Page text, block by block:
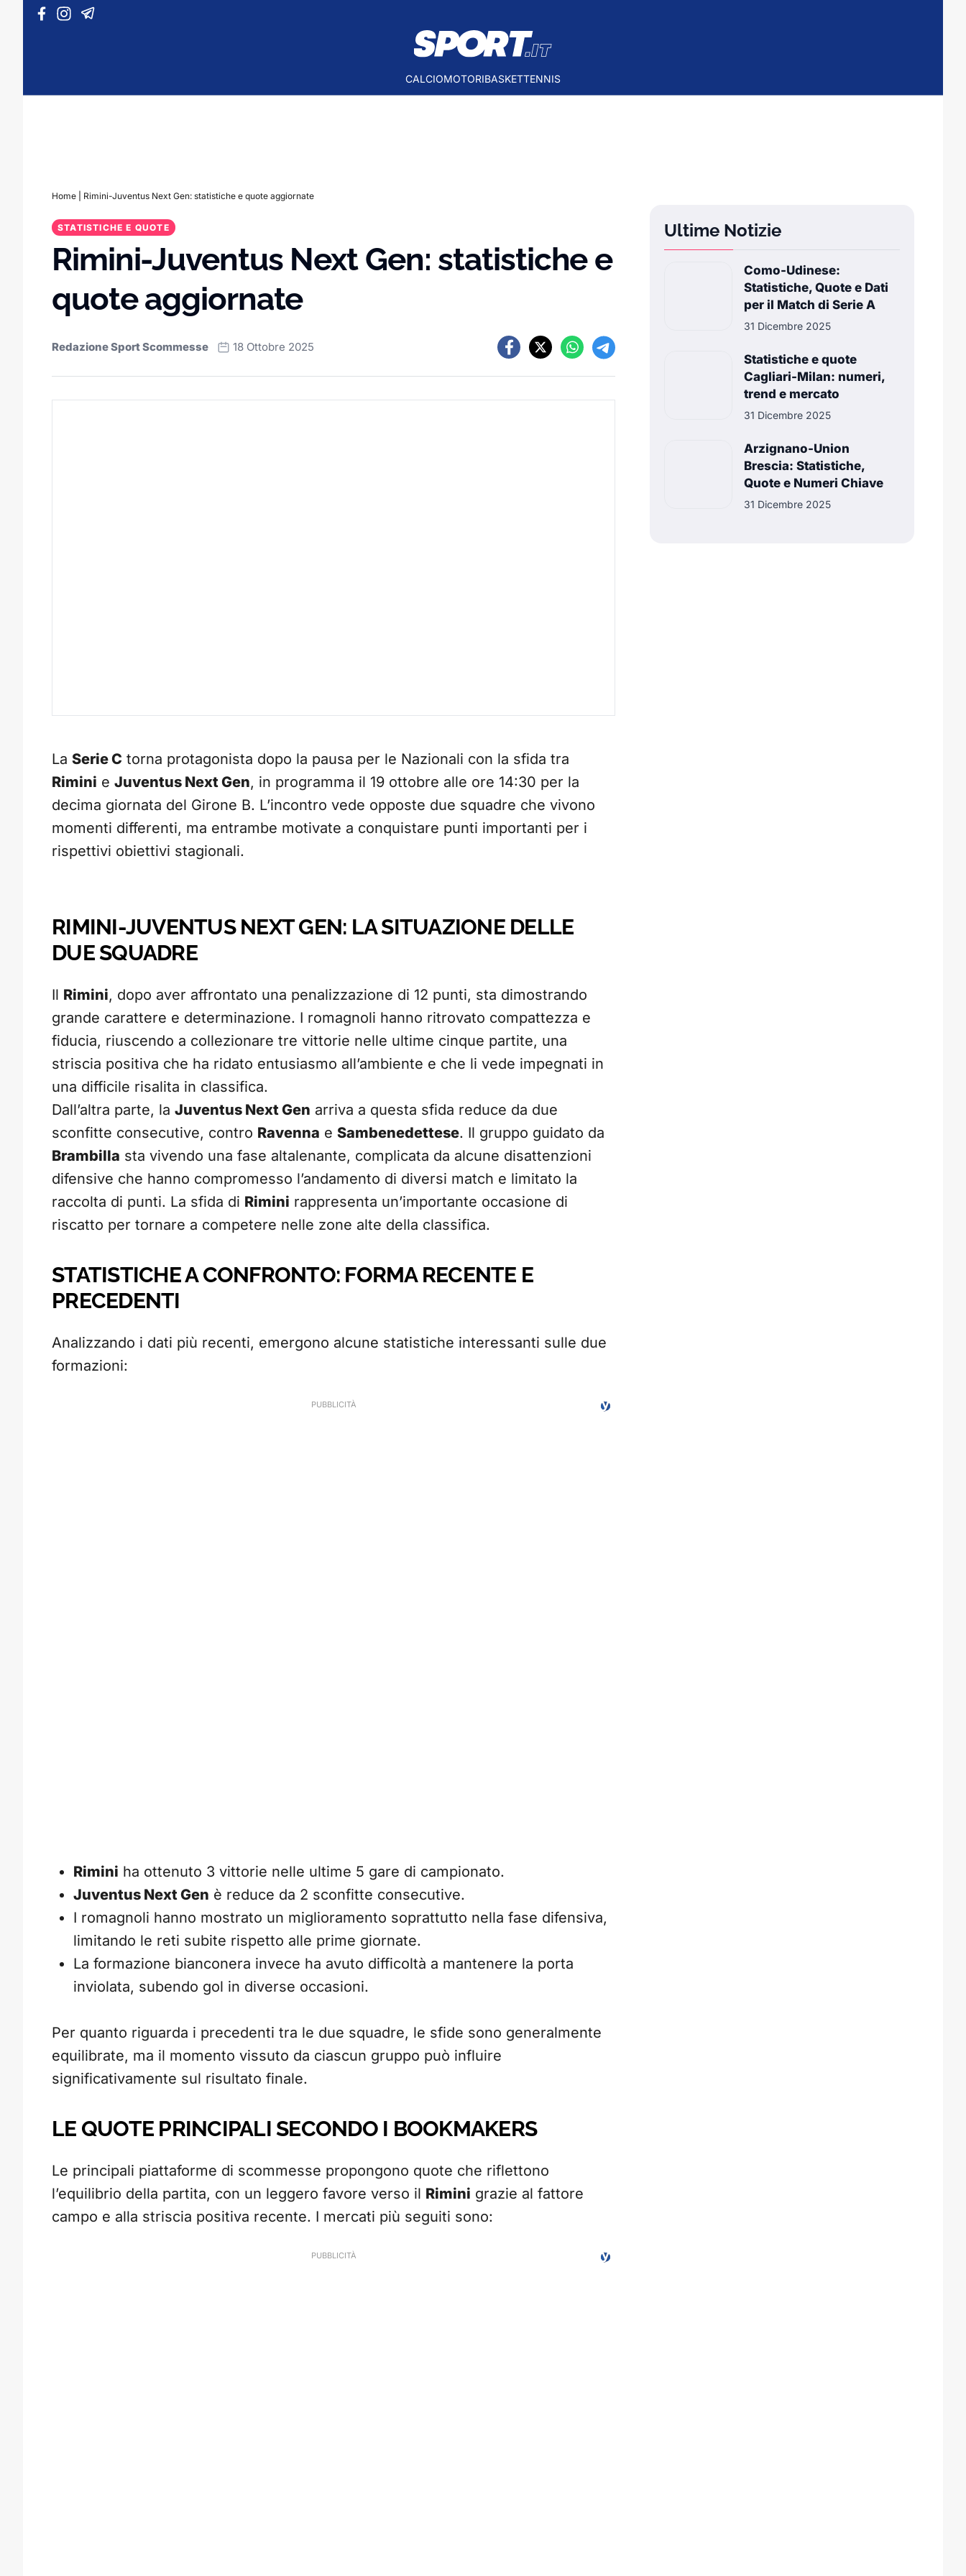
Vai al contenuto
CALCIOMOTORIBASKETTENNIS
Home Rimini-Juventus Next Gen: statistiche e quote aggiornate
STATISTICHE E QUOTE
Rimini-Juventus Next Gen: statistiche e
quote aggiornate
Redazione Sport Scommesse 18 Ottobre 2025
La Serie C torna protagonista dopo la pausa per le Nazionali con la sfida tra
Rimini e Juventus Next Gen, in programma il 19 ottobre alle ore 14:30 per la
decima giornata del Girone B. L’incontro vede opposte due squadre che vivono
momenti differenti, ma entrambe motivate a conquistare punti importanti per i
rispettivi obiettivi stagionali.
RIMINI-JUVENTUS NEXT GEN: LA SITUAZIONE DELLE
DUE SQUADRE
Il Rimini, dopo aver affrontato una penalizzazione di 12 punti, sta dimostrando
grande carattere e determinazione. I romagnoli hanno ritrovato compattezza e
fiducia, riuscendo a collezionare tre vittorie nelle ultime cinque partite, una
striscia positiva che ha ridato entusiasmo all’ambiente e che li vede impegnati in
una difficile risalita in classifica.
Dall’altra parte, la Juventus Next Gen arriva a questa sfida reduce da due
sconfitte consecutive, contro Ravenna e Sambenedettese. Il gruppo guidato da
Brambilla sta vivendo una fase altalenante, complicata da alcune disattenzioni
difensive che hanno compromesso l’andamento di diversi match e limitato la
raccolta di punti. La sfida di Rimini rappresenta un’importante occasione di
riscatto per tornare a competere nelle zone alte della classifica.
STATISTICHE A CONFRONTO: FORMA RECENTE E
PRECEDENTI
Analizzando i dati più recenti, emergono alcune statistiche interessanti sulle due
formazioni:
Rimini ha ottenuto 3 vittorie nelle ultime 5 gare di campionato.
Juventus Next Gen è reduce da 2 sconfitte consecutive.
I romagnoli hanno mostrato un miglioramento soprattutto nella fase difensiva,
limitando le reti subite rispetto alle prime giornate.
La formazione bianconera invece ha avuto difficoltà a mantenere la porta
inviolata, subendo gol in diverse occasioni.
Per quanto riguarda i precedenti tra le due squadre, le sfide sono generalmente
equilibrate, ma il momento vissuto da ciascun gruppo può influire
significativamente sul risultato finale.
LE QUOTE PRINCIPALI SECONDO I BOOKMAKERS
Le principali piattaforme di scommesse propongono quote che riflettono
l’equilibrio della partita, con un leggero favore verso il Rimini grazie al fattore
campo e alla striscia positiva recente. I mercati più seguiti sono:
Ultime Notizie
Como-Udinese:
Statistiche, Quote e Dati
per il Match di Serie A
31 Dicembre 2025
Statistiche e quote
Cagliari-Milan: numeri,
trend e mercato
31 Dicembre 2025
Arzignano-Union
Brescia: Statistiche,
Quote e Numeri Chiave
31 Dicembre 2025